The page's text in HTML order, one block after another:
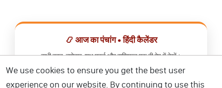
📿 आज का पंचांग • हिंदी कैलेंडर
सभी व्रत, त्योहार, शुभ मुहूर्त और राशिफल एक ही ऐप में देखें।
📅 हिंदी कैलेंडर ऐप डाउनलोड करें
We use cookies to ensure you get the best user
experience on our website. By continuing to use this